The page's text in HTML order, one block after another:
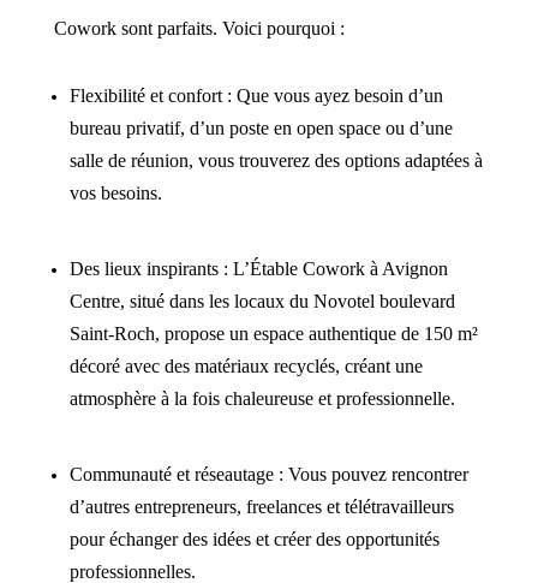
Cowork sont parfaits. Voici pourquoi :
Flexibilité et confort : Que vous ayez besoin d’un
bureau privatif, d’un poste en open space ou d’une
salle de réunion, vous trouverez des options adaptées à
vos besoins.
Des lieux inspirants : L’Étable Cowork à Avignon
Centre, situé dans les locaux du Novotel boulevard
Saint-Roch, propose un espace authentique de 150 m²
décoré avec des matériaux recyclés, créant une
atmosphère à la fois chaleureuse et professionnelle.
Communauté et réseautage : Vous pouvez rencontrer
d’autres entrepreneurs, freelances et télétravailleurs
pour échanger des idées et créer des opportunités
professionnelles.